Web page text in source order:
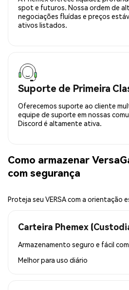
spot e futuros. Nossa ordem de
negociações fluídas e preços
ativos listados.
Suporte de Primeira
Oferecemos suporte ao cliente
equipe de suporte em nossas
Discord é altamente ativa.
Como armazenar
com segurança
Proteja seu VERSA com a orientação
Carteira Phemex
Armazenamento seguro e fácil
Melhor para uso diário